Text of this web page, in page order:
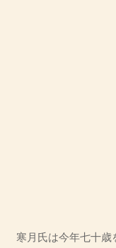
寒月氏は今年七十歳